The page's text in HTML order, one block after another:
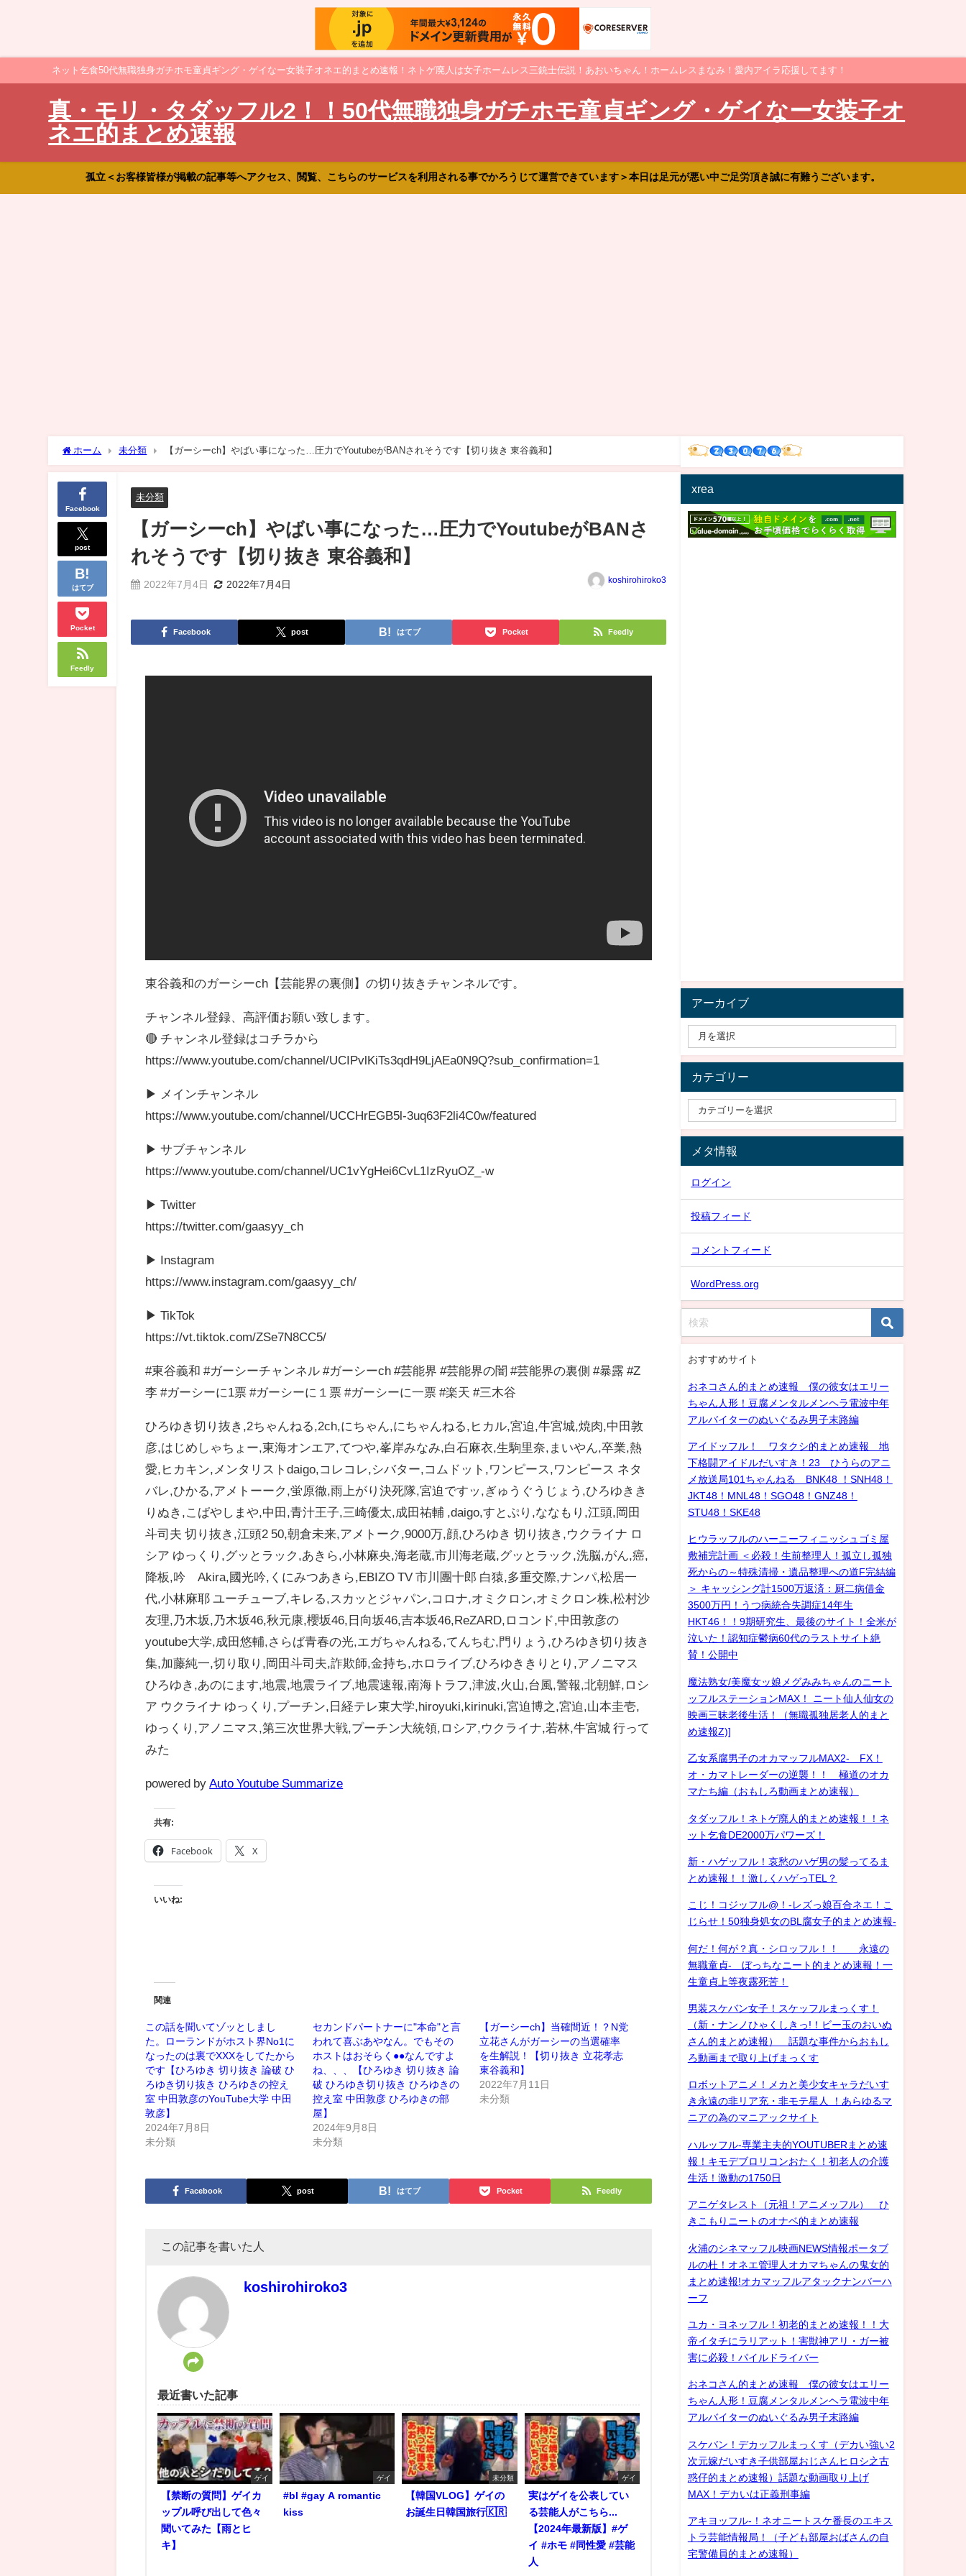
ネット乞食50代無職独身ガチホモ童貞ギング・ゲイなー女装子オネエ的まとめ速報！ネトゲ廃人は女子ホームレス三銃士伝説！あおいちゃん！ホームレスまなみ！愛内アイラ応援してます！
真・モリ・タダッフル2！！50代無職独身ガチホモ童貞ギング・ゲイなー女装子オ
ネエ的まとめ速報
孤立＜お客様皆様が掲載の記事等へアクセス、閲覧、こちらのサービスを利用される事でかろうじて運営できています＞本日は足元が悪い中ご足労頂き誠に有難うございます。
ホーム 未分類 【ガーシーch】やばい事になった…圧力でYoutubeがBANされそうです【切り抜き 東谷義和】
Facebook
post
はてブ
Pocket
Feedly
未分類
【ガーシーch】やばい事になった…圧力でYoutubeがBANさ
れそうです【切り抜き 東谷義和】
2022年7月4日 2022年7月4日 koshirohiroko3
Facebook post はてブ Pocket Feedly
東谷義和のガーシーch【芸能界の裏側】の切り抜きチャンネルです。
チャンネル登録、高評価お願い致します。
🔴 チャンネル登録はコチラから
https://www.youtube.com/channel/UCIPvlKiTs3qdH9LjAEa0N9Q?sub_confirmation=1
▶ メインチャンネル
https://www.youtube.com/channel/UCCHrEGB5l-3uq63F2li4C0w/featured
▶ サブチャンネル
https://www.youtube.com/channel/UC1vYgHei6CvL1IzRyuOZ_-w
▶ Twitter
https://twitter.com/gaasyy_ch
▶ Instagram
https://www.instagram.com/gaasyy_ch/
▶ TikTok
https://vt.tiktok.com/ZSe7N8CC5/
#東谷義和 #ガーシーチャンネル #ガーシーch #芸能界 #芸能界の闇 #芸能界の裏側 #暴露 #Z
李 #ガーシーに1票 #ガーシーに１票 #ガーシーに一票 #楽天 #三木谷
ひろゆき切り抜き,2ちゃんねる,2ch,にちゃん,にちゃんねる,ヒカル,宮迫,牛宮城,焼肉,中田敦
彦,はじめしゃちょー,東海オンエア,てつや,峯岸みなみ,白石麻衣,生駒里奈,まいやん,卒業,熱
愛,ヒカキン,メンタリストdaigo,コレコレ,シバター,コムドット,ワンピース,ワンピース ネタ
バレ,ひかる,アメトーーク,蛍原徹,雨上がり決死隊,宮迫ですッ,ぎゅうぐうじょう,ひろゆきき
りぬき,こばやしまや,中田,青汁王子,三崎優太,成田祐輔 ,daigo,すとぷり,ななもり,江頭,岡田
斗司夫 切り抜き,江頭2 50,朝倉未来,アメトーク,9000万,顔,ひろゆき 切り抜き,ウクライナ ロ
シア ゆっくり,グッとラック,あきら,小林麻央,海老蔵,市川海老蔵,グッとラック,洗脳,がん,癌,
降板,吟 Akira,國光吟,くにみつあきら,EBIZO TV 市川團十郎 白猿,多重交際,ナンパ,松居一
代,小林麻耶 ユーチューブ,キレる,スカッとジャパン,コロナ,オミクロン,オミクロン株,松村沙
友理,乃木坂,乃木坂46,秋元康,櫻坂46,日向坂46,吉本坂46,ReZARD,ロコンド,中田敦彦の
youtube大学,成田悠輔,さらば青春の光,エガちゃんねる,てんちむ,門りょう,ひろゆき切り抜き
集,加藤純一,切り取り,岡田斗司夫,詐欺師,金持ち,ホロライブ,ひろゆききりとり,アノニマス
ひろゆき,あのにます,地震,地震ライブ,地震速報,南海トラフ,津波,火山,台風,警報,北朝鮮,ロシ
ア ウクライナ ゆっくり,プーチン,日経テレ東大学,hiroyuki,kirinuki,宮迫博之,宮迫,山本圭壱,
ゆっくり,アノニマス,第三次世界大戦,プーチン大統領,ロシア,ウクライナ,若林,牛宮城 行って
みた
powered by Auto Youtube Summarize
共有:
Facebook X
いいね:
関連
この話を聞いてゾッとしまし
た。ローランドがホスト界No1に
なったのは裏でXXXをしてたから
です【ひろゆき 切り抜き 論破 ひ
ろゆき切り抜き ひろゆきの控え
室 中田敦彦のYouTube大学 中田
敦彦】
2024年7月8日
未分類
セカンドパートナーに"本命"と言
われて喜ぶあやなん。でもその
ホストはおそらく●●なんですよ
ね、、、【ひろゆき 切り抜き 論
破 ひろゆき切り抜き ひろゆきの
控え室 中田敦彦 ひろゆきの部
屋】
2024年9月8日
未分類
【ガーシーch】当確間近！？N党
立花さんがガーシーの当選確率
を生解説！【切り抜き 立花孝志
東谷義和】
2022年7月11日
未分類
Facebook post はてブ Pocket Feedly
この記事を書いた人
koshirohiroko3
最近書いた記事
ゲイ
【禁断の質問】ゲイカ
ップル呼び出して色々
聞いてみた【雨とヒ
キ】
ゲイ
#bl #gay A romantic
kiss
未分類
【韓国VLOG】ゲイの
お誕生日韓国旅行🇰🇷
ゲイ
実はゲイを公表してい
る芸能人がこちら...
【2024年最新版】#ゲ
イ #ホモ #同性愛 #芸能
人
xrea
アーカイブ
カテゴリー
メタ情報
ログイン
投稿フィード
コメントフィード
WordPress.org
おすすめサイト
おネコさん的まとめ速報 僕の彼女はエリー
ちゃん人形！豆腐メンタルメンヘラ電波中年
アルバイターのぬいぐるみ男子末路編
アイドッフル！ ワタクシ的まとめ速報 地
下格闘アイドルだいすき！23 ひうらのアニ
メ放送局101ちゃんねる BNK48 ！SNH48！
JKT48！MNL48！SGO48！GNZ48！
STU48！SKE48
ヒウラッフルのハーニーフィニッシュゴミ屋
敷補完計画 ＜必殺！生前整理人！孤立し孤独
死からの～特殊清掃・遺品整理への道F完結編
＞ キャッシング計1500万返済：厨二病借金
3500万円！うつ病統合失調症14年生
HKT46！！9期研究生、最後のサイト！全米が
泣いた！認知症鬱病60代のラストサイト絶
賛！公開中
魔法熟女/美魔女ッ娘メグみみちゃんのニート
ッフルステーションMAX！ ニート仙人仙女の
映画三昧老後生活！（無職孤独居老人的まと
め速報Z)]
乙女系腐男子のオカマッフルMAX2- FX！
オ・カマトレーダーの逆襲！！ 極道のオカ
マたち編（おもしろ動画まとめ速報）
タダッフル！ネトゲ廃人的まとめ速報！！ネ
ット乞食DE2000万パワーズ！
新・ハゲッフル！哀愁のハゲ男の髪ってるま
とめ速報！！激しくハゲっTEL？
こじ！コジッフル@！-レズっ娘百合ネエ！こ
じらせ！50独身処女のBL腐女子的まとめ速報-
何だ！何が？真・シロッフル！！ 永遠の
無職童貞- ぼっちなニート的まとめ速報！一
生童貞上等夜露死苦！
男装スケバン女子！スケッフルまっくす！
（新・ナンノひゃくしきっ!！ビー玉のおいぬ
さん的まとめ速報） 話題な事件からおもし
ろ動画まで取り上げまっくす
ロボットアニメ！メカと美少女キャラだいす
き永遠の非リア充・非モテ星人 ！あらゆるマ
ニアの為のマニアックサイト
ハルッフル-専業主夫的YOUTUBERまとめ速
報！キモデブロリコンおたく！初老人の介護
生活！激動の1750日
アニゲタレスト（元祖！アニメッフル） ひ
きこもりニートのオナベ的まとめ速報
火浦のシネマッフル映画NEWS情報ポータブ
ルの杜！オネエ管理人オカマちゃんの鬼女的
まとめ速報!オカマッフルアタックナンバーハ
ーフ
ユカ・ヨネッフル！初老的まとめ速報！！大
帝イタチにラリアット！害獣神アリ・ガー被
害に必殺！パイルドライバー
おネコさん的まとめ速報 僕の彼女はエリー
ちゃん人形！豆腐メンタルメンヘラ電波中年
アルバイターのぬいぐるみ男子末路編
スケバン！デカッフルまっくす（デカい強い2
次元嫁だいすき子供部屋おじさんヒロシ之古
惑仔的まとめ速報）話題な動画取り上げ
MAX！デカいは正義刑事編
アキヨッフル-！ネオニートスケ番長のエキス
トラ芸能情報局！（子ども部屋おばさんの自
宅警備員的まとめ速報）